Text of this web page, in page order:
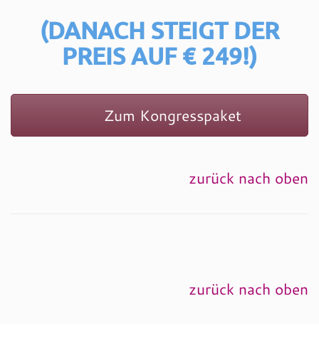
(DANACH STEIGT DER
PREIS AUF € 249!)
Zum Kongresspaket
zurück nach oben
zurück nach oben